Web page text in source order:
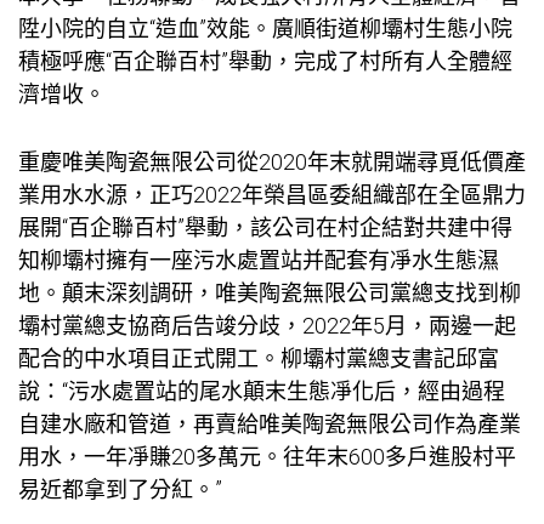
陞小院的自立“造血”效能。廣順街道柳壩村生態小院
積極呼應“百企聯百村”舉動，完成了村所有人全體經
濟增收。
重慶唯美陶瓷無限公司從2020年末就開端尋覓低價產
業用水水源，正巧2022年榮昌區委組織部在全區鼎力
展開“百企聯百村”舉動，該公司在村企結對共建中得
知柳壩村擁有一座污水處置站并配套有凈水生態濕
地。顛末深刻調研，唯美陶瓷無限公司黨總支找到柳
壩村黨總支協商后告竣分歧，2022年5月，兩邊一起
配合的中水項目正式開工。柳壩村黨總支書記邱富
說：“污水處置站的尾水顛末生態凈化后，經由過程
自建水廠和管道，再賣給唯美陶瓷無限公司作為產業
用水，一年凈賺20多萬元。往年末600多戶進股村平
易近都拿到了分紅。”